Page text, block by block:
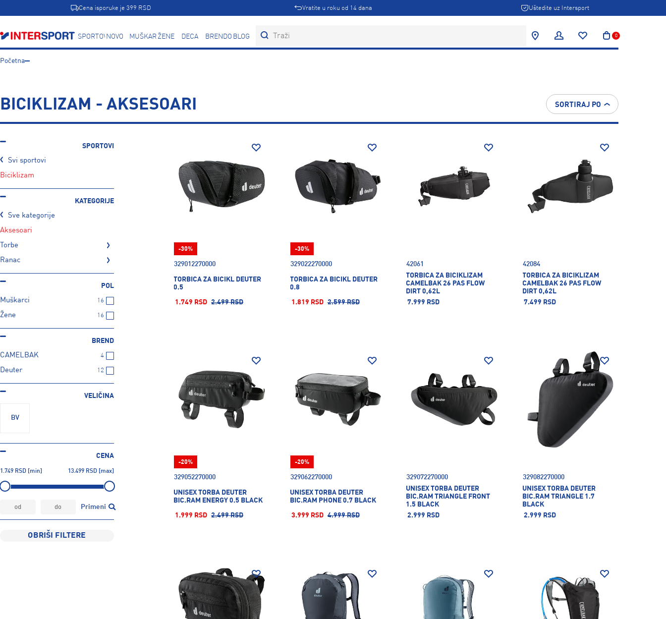
Cena isporuke je 399 RSD Vratite u roku od 14 dana Uštedite uz Intersport
SPORTOVINOVO MUŠKARCIŽENE DECA BRENDOVIBLOG 0
Početna
BICIKLIZAM - AKSESOARI SORTIRAJ PO
SPORTOVI
Svi sportovi
biciklizam
KATEGORIJE
Sve kategorije
aksesoari
torbe
ranac
POL
Muškarci 16
Žene 16
BREND
CAMELBAK 4
Deuter 12
VELIČINA
BV
CENA
1.749 RSD [min] 13.499 RSD [max]
Primeni
OBRIŠI FILTERE
329012270000
TORBICA ZA BICIKL DEUTER
0.5
1.749 RSD 2.499 RSD
-30%
329022270000
TORBICA ZA BICIKL DEUTER
0.8
1.819 RSD 2.599 RSD
-30%
42061
TORBICA ZA BICIKLIZAM
CAMELBAK 26 PAS FLOW
DIRT 0,62L
7.999 RSD
42084
TORBICA ZA BICIKLIZAM
CAMELBAK 26 PAS FLOW
DIRT 0,62L
7.499 RSD
329052270000
UNISEX TORBA DEUTER
BIC.RAM ENERGY 0.5 BLACK
1.999 RSD 2.499 RSD
-20%
329062270000
UNISEX TORBA DEUTER
BIC.RAM PHONE 0.7 BLACK
3.999 RSD 4.999 RSD
-20%
329072270000
UNISEX TORBA DEUTER
BIC.RAM TRIANGLE FRONT
1.5 BLACK
2.999 RSD
329082270000
UNISEX TORBA DEUTER
BIC.RAM TRIANGLE 1.7
BLACK
2.999 RSD